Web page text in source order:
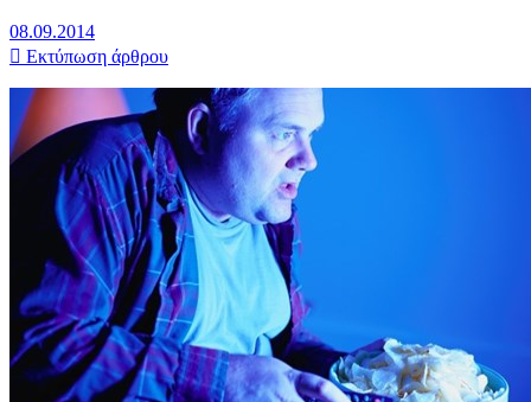
08.09.2014
Εκτύπωση άρθρου